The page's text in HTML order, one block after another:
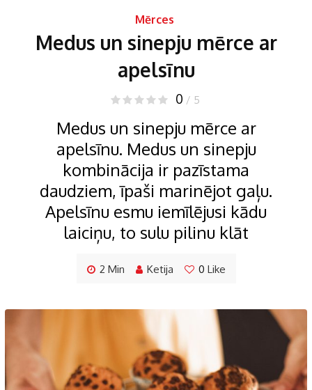
Mērces
Medus un sinepju mērce ar
apelsīnu
0 / 5
Medus un sinepju mērce ar
apelsīnu. Medus un sinepju
kombinācija ir pazīstama
daudziem, īpaši marinējot gaļu.
Apelsīnu esmu iemīlējusi kādu
laiciņu, to sulu pilinu klāt
2 Min Ketija 0 Like